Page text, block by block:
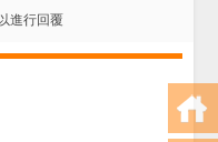
進行回覆